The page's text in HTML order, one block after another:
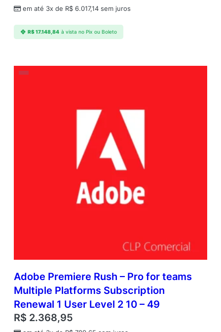
em até 3x de R$ 6.017,14 sem juros
R$17.148,84 à vista no Pix ou Boleto
Adobe Premiere Rush – Pro for teams
Multiple Platforms Subscription
Renewal 1 User Level 2 10 – 49
R$ 2.368,95